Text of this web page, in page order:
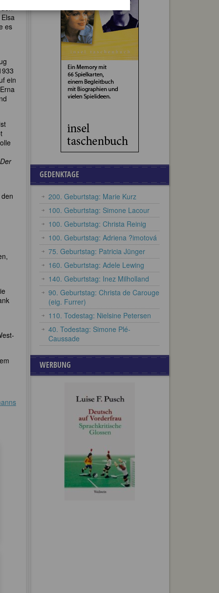
es
ein
Der
GEDENKTAGE
200. Geburtstag: Marie Kurz
100. Geburtstag: Simone Lacour
100. Geburtstag: Christa Reinig
100. Geburtstag: Adriena ?imotová
75. Geburtstag: Patricia Jünger
160. Geburtstag: Adele Lewing
140. Geburtstag: Inez Milholland
90. Geburtstag: Christa de Carouge
(eig. Furrer)
110. Todestag: Nielsine Petersen
40. Todestag: Simone Plé-
Caussade
WERBUNG